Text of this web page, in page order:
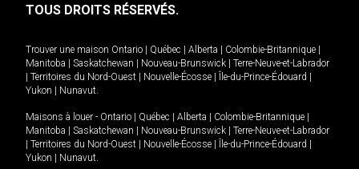
TOUS DROITS RÉSERVÉS.
Trouver une maison Ontario Québec Alberta Colombie-Britannique
Manitoba
Saskatchewan Nouveau-Brunswick
Terre-Neuve-et-Labrador
Territoires du Nord-Ouest Nouvelle-Écosse Île-du-Prince-Édouard
Yukon
Nunavut.
Maisons à louer - Ontario Québec Alberta Colombie-Britannique
Manitoba
Saskatchewan Nouveau-Brunswick
Terre-Neuve-et-Labrador
Territoires du Nord-Ouest Nouvelle-Écosse Île-du-Prince-Édouard
Yukon
Nunavut.